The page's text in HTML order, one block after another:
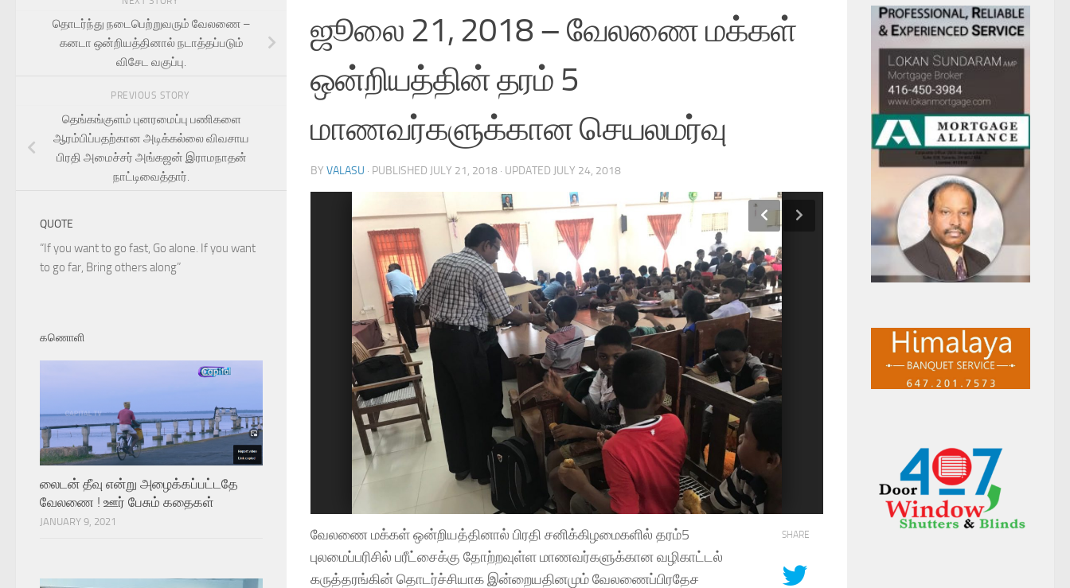
ஜூலை 21, 2018 – வேலணை மக்கள்
ஒன்றியத்தின் தரம் 5
மாணவர்களுக்கான செயலமர்வு
BY VALASU · PUBLISHED JULY 21, 2018 · UPDATED JULY 24, 2018
1 2 3 4 5 6 7 8 91011
வேலணை மக்கள் ஒன்றியத்தினால் பிரதி சனிக்கிழமைகளில் தரம்5
புலமைப்பரிசில் பரீட்சைக்கு தோற்றவுள்ள மாணவர்களுக்கான வழிகாட்டல்
கருத்தரங்கின் தொடர்ச்சியாக இன்றையதினமும் வேலணைப்பிரதேச
SHARE
தொடர்ந்து நடைபெற்றுவரும் வேலணை –
கனடா ஒன்றியத்தினால் நடாத்தப்படும்
விசேட வகுப்பு.
PREVIOUS STORY
தெங்கங்குளம் புனரமைப்பு பணிகளை
ஆரம்பிப்பதற்கான அடிக்கல்லை விவசாய
பிரதி அமைச்சர் அங்கஜன் இராமநாதன்
நாட்டிவைத்தார்.
QUOTE
“If you want to go fast, Go alone. If you want
to go far, Bring others along”
கணொளி
லைடன் தீவு என்று அழைக்கப்பட்டதே
வேலணை ! ஊர் பேசும் கதைகள்
JANUARY 9, 2021